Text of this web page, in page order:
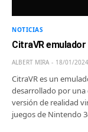
NOTICIAS
CitraVR
ALBERT MIRA 18/01/2024
CitraVR es un
desarrollado por una
versión de realidad
juegos de Nintendo